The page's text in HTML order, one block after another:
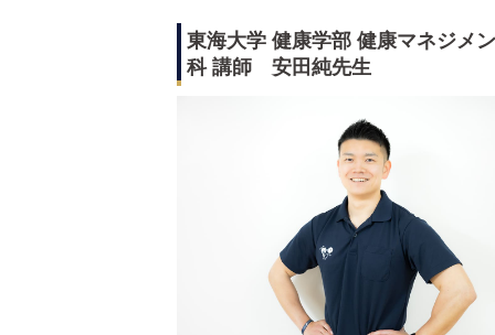
東海大学 健康学部 健康マネジメ
科 講師 安田純先生